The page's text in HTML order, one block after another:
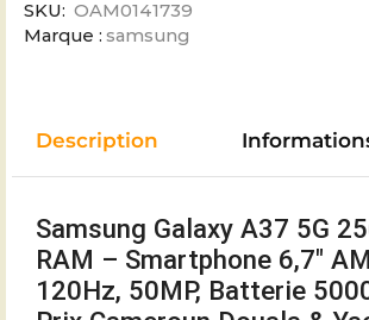
SKU: OAM0141739
Marque : samsung
Description
Samsung Galaxy A37 5G
RAM – Smartphone 6,7″
120Hz, 50MP, Batterie